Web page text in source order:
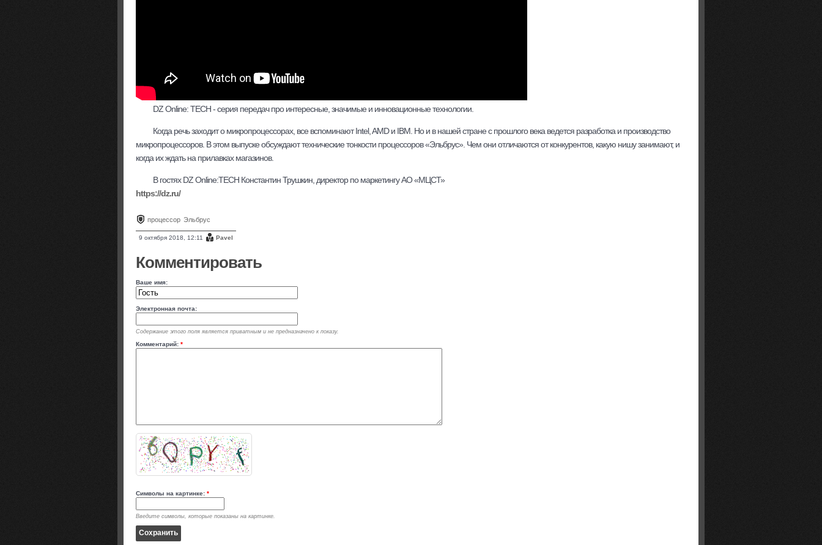
DZ Online: TECH - серия передач про интересные, значимые и инновационные технологии.
Когда речь заходит о микропроцессорах, все вспоминают Intel, AMD и IBM. Но и в нашей стране с прошлого века ведется разработка и производство
микропроцессоров. В этом выпуске обсуждают технические тонкости процессоров «Эльбрус». Чем они отличаются от конкурентов, какую нишу занимают, и
когда их ждать на прилавках магазинов.
В гостях DZ Online:TECH Константин Трушкин, директор по маркетингу АО «МЦСТ»
https://dz.ru/
процессор Эльбрус
9 октября 2018, 12:11 Pavel
Комментировать
Ваше имя:
Электронная почта:
Содержание этого поля является приватным и не предназначено к показу.
Комментарий: *
Символы на картинке: *
Введите символы, которые показаны на картинке.